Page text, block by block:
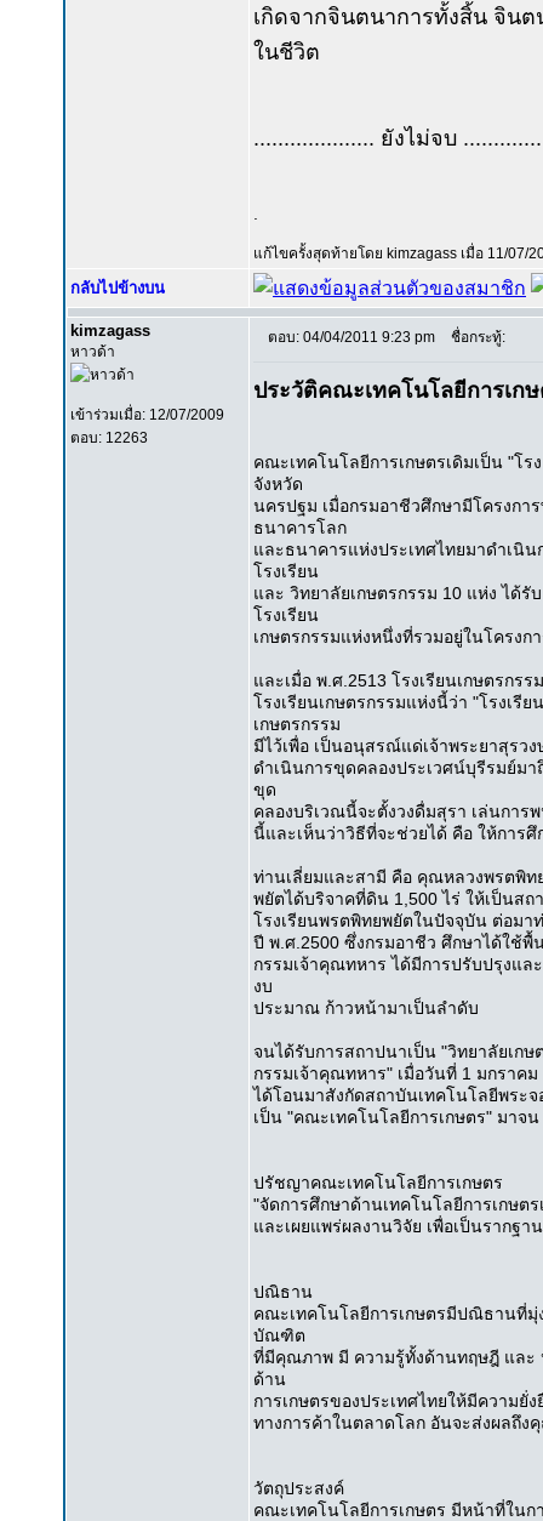
เกิดจากจินตนาการทั้งสิ้น จิน
ในชีวิต
.................... ยังไม่จบ
แก้ไขครั้งสุดท้ายโดย kimzagass เมื่อ 11/07/
กลับไปข้างบน
kimzagass
หาวด้า
เข้าร่วมเมื่อ: 12/07/2009
ตอบ: 12263
ตอบ: 04/04/2011 9:23 pm ชื่อกระทู้:
ประวัติคณะเทคโนโลยีการเก
คณะเทคโนโลยีการเกษตรเดิมเป็น "โ
จังหวัด
นครปฐม เมื่อกรมอาชีวศึกษามีโครงก
ธนาคารโลก
และธนาคารแห่งประเทศไทยมาดำเนิ
โรงเรียน
และ วิทยาลัยเกษตรกรรม 10 แห่ง ได้รั
โรงเรียน
เกษตรกรรมแห่งหนึ่งที่รวมอยู่ในโครงก
และเมื่อ พ.ศ.2513 โรงเรียนเกษตรกร
โรงเรียนเกษตรกรรมแห่งนี้ว่า "โรงเรี
เกษตรกรรม
มีไว้เพื่อ เป็นอนุสรณ์แด่เจ้าพระยาสุรว
ดำเนินการขุดคลองประเวศน์บุรีรมย์มา
ขุด
คลองบริเวณนี้จะตั้งวงดื่มสุรา เล่นการ
นี้และเห็นว่าวิธีที่จะช่วยได้ คือ ให้การ
ท่านเลี่ยมและสามี คือ คุณหลวงพรตพิท
พยัตได้บริจาคที่ดิน 1,500 ไร่ ให้เป็นส
โรงเรียนพรตพิทยพยัตในปัจจุบัน ต่อมา
ปี พ.ศ.2500 ซึ่งกรมอาชีว ศึกษาได้ใช้พื้
กรรมเจ้าคุณทหาร ได้มีการปรับปรุงแล
งบ
ประมาณ ก้าวหน้ามาเป็นลำดับ
จนได้รับการสถาปนาเป็น "วิทยาลัยเกษ
กรรมเจ้าคุณทหาร" เมื่อวันที่ 1 มกราค
ได้โอนมาสังกัดสถาบันเทคโนโลยีพระ
เป็น "คณะเทคโนโลยีการเกษตร" มาจ
ปรัชญาคณะเทคโนโลยีการเกษตร
"จัดการศึกษาด้านเทคโนโลยีการเกษ
และเผยแพร่ผลงานวิจัย เพื่อเป็นรากฐ
ปณิธาน
คณะเทคโนโลยีการเกษตรมีปณิธานที่มุ่
บัณฑิต
ที่มีคุณภาพ มี ความรู้ทั้งด้านทฤษฎี และ
ด้าน
การเกษตรของประเทศไทยให้มีความยั่
ทางการค้าในตลาดโลก อันจะส่งผลถึ
วัตถุประสงค์
คณะเทคโนโลยีการเกษตร มีหน้าที่ใน